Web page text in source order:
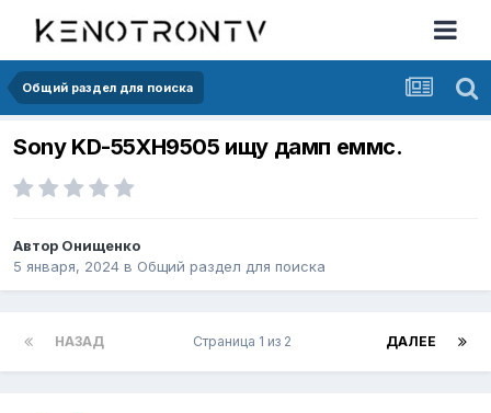
Общий раздел для поиска
Sony KD-55XH9505 ищу дамп еммс.
Автор Онищенко
5 января, 2024 в Общий раздел для поиска
НАЗАД ДАЛЕЕ
Страница 1 из 2